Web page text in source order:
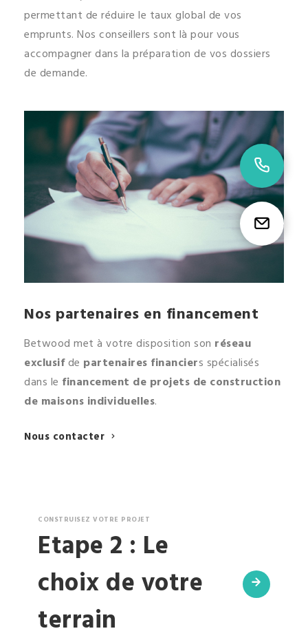
permettant de réduire le taux global de vos
emprunts. Nos conseillers sont là pour vous
accompagner dans la préparation de vos dossiers
de demande.
Nos partenaires en financement
Betwood met à votre disposition son réseau
exclusifde partenaires financiers spécialisés
dans le financement de projets de construction
de maisons individuelles.
Nous contacter
CONSTRUISEZ VOTRE PROJET
Etape 2 : Le
choix de votre
terrain